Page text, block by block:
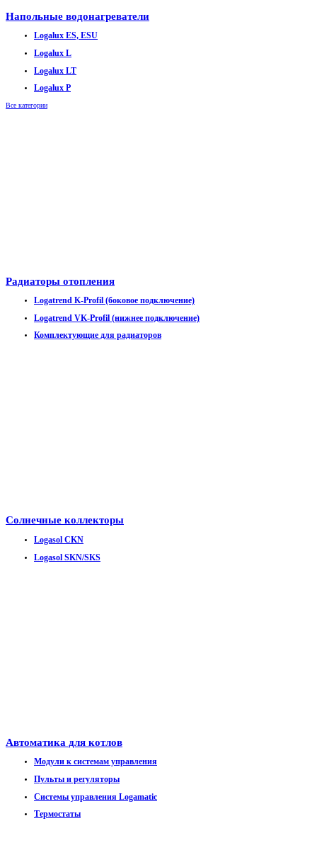
Напольные водонагреватели
Logalux ES, ESU
Logalux L
Logalux LT
Logalux P
Все категории
Радиаторы отопления
Logatrend K-Profil (боковое подключение)
Logatrend VK-Profil (нижнее подключение)
Комплектующие для радиаторов
Солнечные коллекторы
Logasol CKN
Logasol SKN/SKS
Автоматика для котлов
Модули к системам управления
Пульты и регуляторы
Системы управления Logamatic
Термостаты